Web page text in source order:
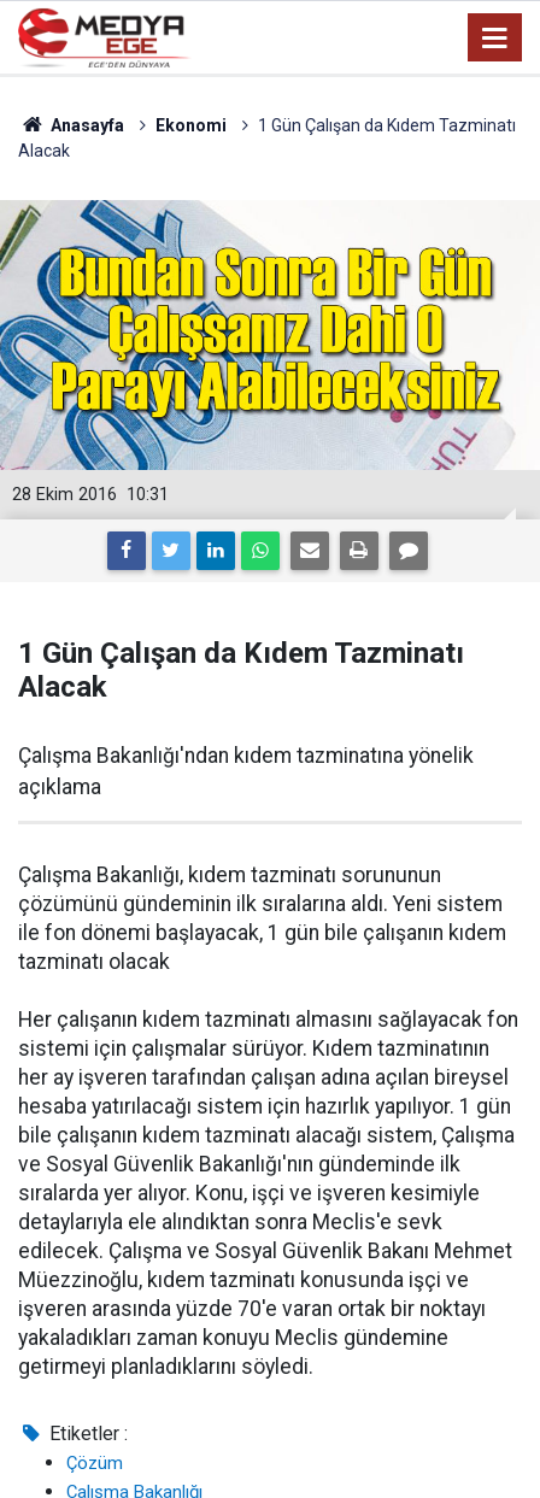
Anasayfa Ekonomi
1 Gün Çalışan da Kıdem Tazminatı
Alacak
10:31
28 Ekim 2016
1 Gün Çalışan da Kıdem Tazminatı
Alacak
Çalışma Bakanlığı'ndan kıdem tazminatına yönelik
açıklama
Çalışma Bakanlığı, kıdem tazminatı sorununun
çözümünü gündeminin ilk sıralarına aldı. Yeni sistem
ile fon dönemi başlayacak, 1 gün bile çalışanın kıdem
tazminatı olacak
Her çalışanın kıdem tazminatı almasını sağlayacak fon
sistemi için çalışmalar sürüyor. Kıdem tazminatının
her ay işveren tarafından çalışan adına açılan bireysel
hesaba yatırılacağı sistem için hazırlık yapılıyor. 1 gün
bile çalışanın kıdem tazminatı alacağı sistem, Çalışma
ve Sosyal Güvenlik Bakanlığı'nın gündeminde ilk
sıralarda yer alıyor. Konu, işçi ve işveren kesimiyle
detaylarıyla ele alındıktan sonra Meclis'e sevk
edilecek. Çalışma ve Sosyal Güvenlik Bakanı Mehmet
Müezzinoğlu, kıdem tazminatı konusunda işçi ve
işveren arasında yüzde 70'e varan ortak bir noktayı
yakaladıkları zaman konuyu Meclis gündemine
getirmeyi planladıklarını söyledi.
Etiketler :
Çözüm
Çalışma Bakanlığı